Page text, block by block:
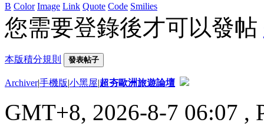
B Color Image Link Quote Code Smilies
您需要登錄後才可以發帖
本版積分規則 發表帖子
Archiver|手機版|小黑屋|超夯歐洲旅遊論壇
GMT+8, 2026-8-7 06:07 ,